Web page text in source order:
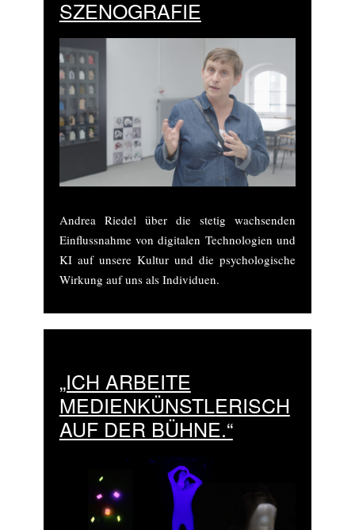
SZENOGRAFIE
Andrea Riedel über die stetig wachsenden
Einflussnahme von digitalen Technologien und
KI auf unsere Kultur und die psychologische
Wirkung auf uns als Individuen.
„ICH ARBEITE
MEDIENKÜNSTLERISCH
AUF DER BÜHNE.“